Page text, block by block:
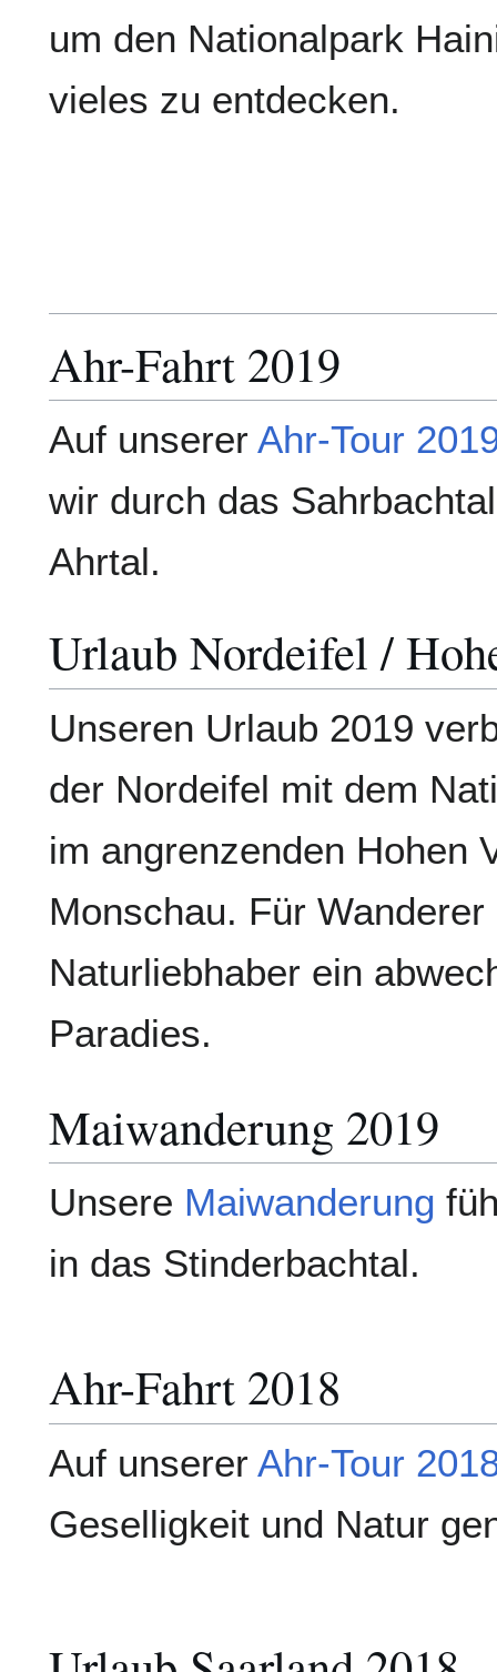
um den Nationalpark
vieles zu entdecken.
Ahr-Fahrt 2019
Auf unserer Ahr-Tour
wir durch das
Ahrtal.
Urlaub Nordeifel /
Unseren Urlaub 2019
der Nordeifel mit dem
im angrenzenden Hohen
Monschau. Für Wanderer
Naturliebhaber ein
Paradies.
Maiwanderung 2019
Unsere Maiwanderung
in das Stinderbachtal.
Ahr-Fahrt 2018
Auf unserer Ahr-Tour
Geselligkeit und Natur